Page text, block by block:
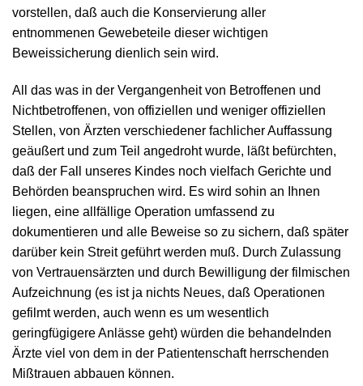
vorstellen, daß auch die Konservierung aller
entnommenen Gewebeteile dieser wichtigen
Beweissicherung dienlich sein wird.
All das was in der Vergangenheit von Betroffenen und
Nichtbetroffenen, von offiziellen und weniger offiziellen
Stellen, von Ärzten verschiedener fachlicher Auffassung
geäußert und zum Teil angedroht wurde, läßt befürchten,
daß der Fall unseres Kindes noch vielfach Gerichte und
Behörden beanspruchen wird. Es wird sohin an Ihnen
liegen, eine allfällige Operation umfassend zu
dokumentieren und alle Beweise so zu sichern, daß später
darüber kein Streit geführt werden muß. Durch Zulassung
von Vertrauensärzten und durch Bewilligung der filmischen
Aufzeichnung (es ist ja nichts Neues, daß Operationen
gefilmt werden, auch wenn es um wesentlich
geringfügigere Anlässe geht) würden die behandelnden
Ärzte viel von dem in der Patientenschaft herrschenden
Mißtrauen abbauen können.